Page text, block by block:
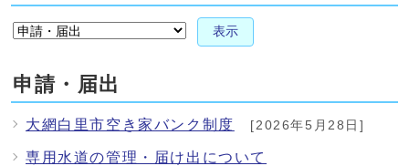
表示
申請・届出
大網白里市空き家バンク制度 [2026年5月28日]
専用水道の管理・届け出について